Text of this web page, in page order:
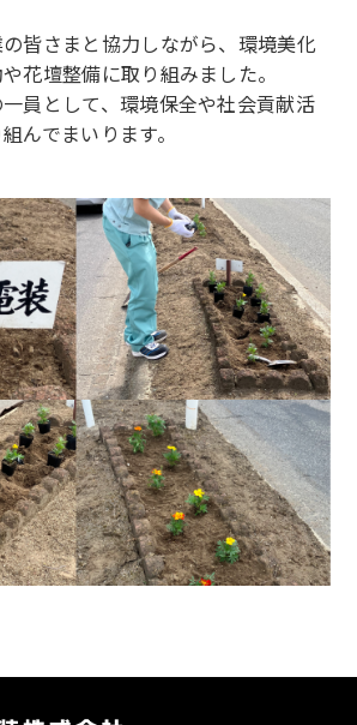
皆さまと協力しながら、環境美化
花壇整備に取り組みました。
員として、環境保全や社会貢献活
んでまいります。